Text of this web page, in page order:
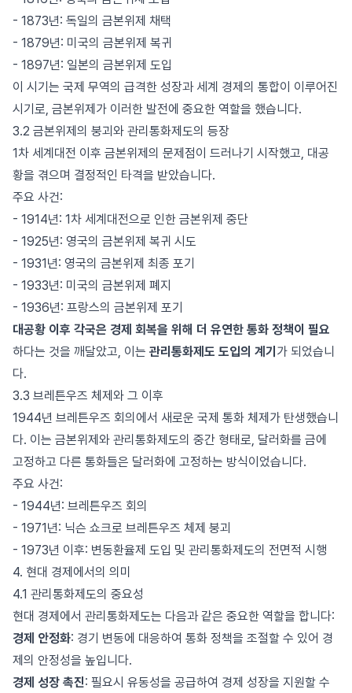
- 1873년: 독일의 금본위제 채택
- 1879년: 미국의 금본위제 복귀
- 1897년: 일본의 금본위제 도입
이 시기는 국제 무역의 급격한 성장과 세계 경제의 통합이 이루어진
시기로, 금본위제가 이러한 발전에 중요한 역할을 했습니다.
3.2 금본위제의 붕괴와 관리통화제도의 등장
1차 세계대전 이후 금본위제의 문제점이 드러나기 시작했고, 대공
황을 겪으며 결정적인 타격을 받았습니다.
주요 사건:
- 1914년: 1차 세계대전으로 인한 금본위제 중단
- 1925년: 영국의 금본위제 복귀 시도
- 1931년: 영국의 금본위제 최종 포기
- 1933년: 미국의 금본위제 폐지
- 1936년: 프랑스의 금본위제 포기
대공황 이후 각국은 경제 회복을 위해 더 유연한 통화 정책이 필요
하다는 것을 깨달았고, 이는 관리통화제도 도입의 계기 가 되었습니
다.
3.3 브레튼우즈 체제와 그 이후
1944년 브레튼우즈 회의에서 새로운 국제 통화 체제가 탄생했습니
다. 이는 금본위제와 관리통화제도의 중간 형태로, 달러화를 금에
고정하고 다른 통화들은 달러화에 고정하는 방식이었습니다.
주요 사건:
- 1944년: 브레튼우즈 회의
- 1971년: 닉슨 쇼크로 브레튼우즈 체제 붕괴
- 1973년 이후: 변동환율제 도입 및 관리통화제도의 전면적 시행
4. 현대 경제에서의 의미
4.1 관리통화제도의 중요성
현대 경제에서 관리통화제도는 다음과 같은 중요한 역할을 합니다:
경제 안정화: 경기 변동에 대응하여 통화 정책을 조절할 수 있어 경
제의 안정성을 높입니다.
경제 성장 촉진: 필요시 유동성을 공급하여 경제 성장을 지원할 수